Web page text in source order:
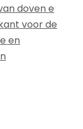
doven e
voor de
en